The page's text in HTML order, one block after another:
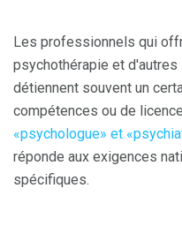
Les professionnels qui
psychothérapie et
détiennent souvent un
compétences ou de
«psychologue» et
réponde aux exigences
spécifiques.